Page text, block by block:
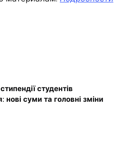
студентів
нові суми та головні зміни